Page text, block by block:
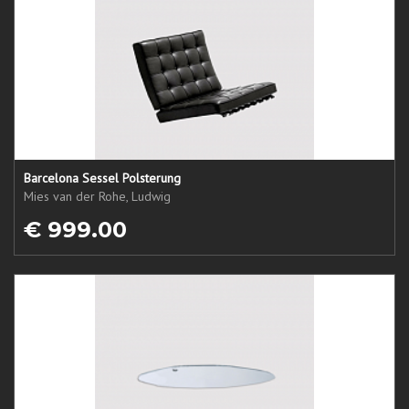
Barcelona Sessel Polsterung
Mies van der Rohe, Ludwig
€ 999.00